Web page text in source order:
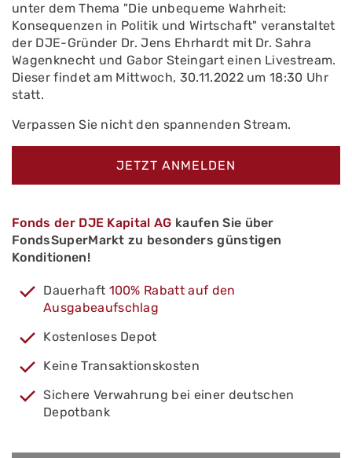
unter dem Thema "Die unbequeme Wahrheit:
Konsequenzen in Politik und Wirtschaft" veranstaltet
der DJE-Gründer Dr. Jens Ehrhardt mit Dr. Sahra
Wagenknecht und Gabor Steingart einen Livestream.
Dieser findet am Mittwoch, 30.11.2022 um 18:30 Uhr
statt.
Verpassen Sie nicht den spannenden Stream.
JETZT ANMELDEN
Fonds der DJE Kapital AG kaufen Sie über
FondsSuperMarkt zu besonders günstigen
Konditionen!
Dauerhaft 100% Rabatt auf den
Ausgabeaufschlag
Kostenloses Depot
Keine Transaktionskosten
Sichere Verwahrung bei einer deutschen
Depotbank